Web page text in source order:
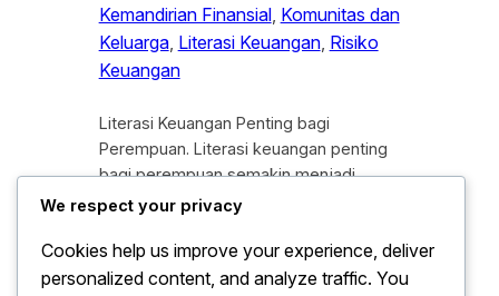
Kemandirian Finansial, Komunitas dan
Keluarga, Literasi Keuangan, Risiko
Keuangan
Literasi Keuangan Penting bagi
Perempuan. Literasi keuangan penting
bagi perempuan semakin menjadi
perhatian di tengah dinamika ekonomi
tahun terakhir, peran perempuan tidak
lagi terbatas pada ranah domestik,
We respect your privacy
Cookies help us improve your experience, deliver
personalized content, and analyze traffic. You